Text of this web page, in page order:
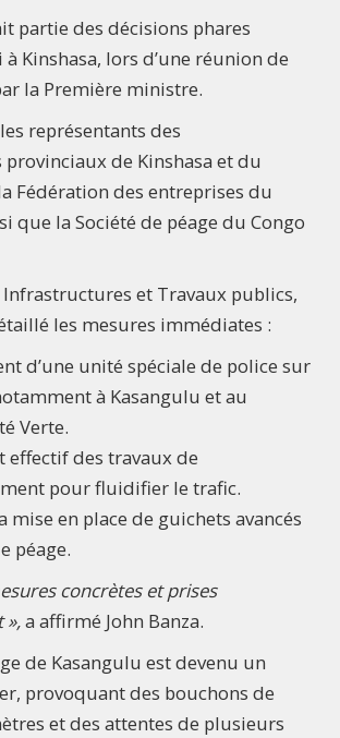
partie des décisions phares
Kinshasa, lors d’une réunion de
la Première ministre.
représentants des
de Kinshasa et du
Fédération des entreprises du
que la Société de péage du Congo
et Travaux publics,
les mesures immédiates :
d’une unité spéciale de police sur
à Kasangulu et au
Verte.
effectif des travaux de
pour fluidifier le trafic.
mise en place de guichets avancés
péage.
concrètes et prises
»,a affirmé John Banza.
de Kasangulu est devenu un
provoquant des bouchons de
et des attentes de plusieurs